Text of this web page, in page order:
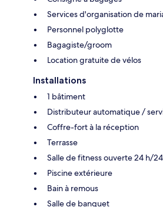
Services d'organisation de
Personnel polyglotte
Bagagiste/groom
Location gratuite de vélos
Installations
1 bâtiment
Distributeur automatique /
Coffre-fort à la réception
Terrasse
Salle de fitness ouverte 24 h/24
Piscine extérieure
Bain à remous
Salle de banquet